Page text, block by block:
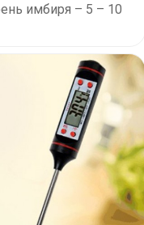
имбиря – 5 – 10